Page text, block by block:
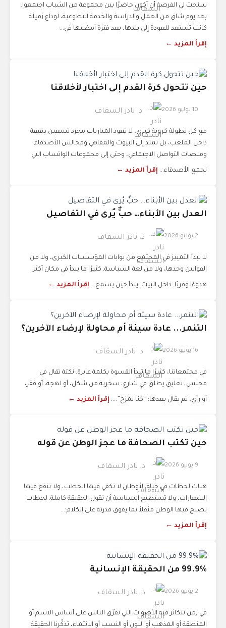
سنحت لي الفرصة أن أكون حاضرًا بين مجموعة من الشباب اجتمعوا،
بعد يوم شاق من العمل والدراسة والخدمة التطوعية، لوداع زميلة
كانت تستعد للعودة إلى بلدها، بعد فترة أمضتها في...
إقرأ المزيد ←
حين تتحول كرة القدم إلى اختبار لأخلاقنا
10 يوليو 2026 د. نادر السقاف
مع كل بطولة كروية كبرى، لا تعود المباريات مجرد تسعين دقيقة
داخل الملعب، بل تمتد إلى البيوت والمقاهي ومجالس الأصدقاء
ومنصات التواصل الاجتماعي، وحتى إلى مجموعات الواتساب التي
تجمع الأصدقاء... إقرأ المزيد ←
العدل بين الأبناء… حبٌّ يُرى في التفاصيل
2 يوليو 2026 د. نادر السقاف
لا يبدأ التمييز في المجتمع من بوابات المؤسسات الكبرى، ولا من
القوانين وحدها، ولا من لغة السياسة. كثيرًا ما يبدأ في مكان أكثر
هدوءًا وقربًا: داخل البيت. يبدأ حين يسمع... إقرأ المزيد ←
التنمر... عادة سيئة أم محاولة لإرضاء الآخرين؟
16 يونيو 2026 د. نادر السقاف
في مجتمعاتنا، كثيرًا ما تبدأ القسوة بكلمة عابرة. نكتة تقال في
مجلس، تعليق يطلق في شارع، سخرية من شكل، أو لهجة، أو فقر،
أو رأي، ثم يقال بعدها: “كنا نمزح”.... إقرأ المزيد ←
حين تكتب الصحافة ما عجز الوطن عن قوله
9 يونيو 2026 د. نادر السقاف
هناك لحظات في حياة الأوطان لا تكفي فيها الخطب، ولا تنفع فيها
الشعارات، ولا تستطيع السياسة أن تقول الحقيقة كاملة. لحظات
يصبح فيها الوطن مثقلاً بما يفوق قدرته على الكلام؛...
إقرأ المزيد ←
99.9% من الحقيقة الإنسانية
2 يونيو 2026 د. نادر السقاف
في زمن تتكاثر فيه الأصوات التي تفرّق الناس على أساس الاسم أو
المنطقة أو المذهب أو اللون أو النسب أو الانتماء، تذكّرنا الحقيقة